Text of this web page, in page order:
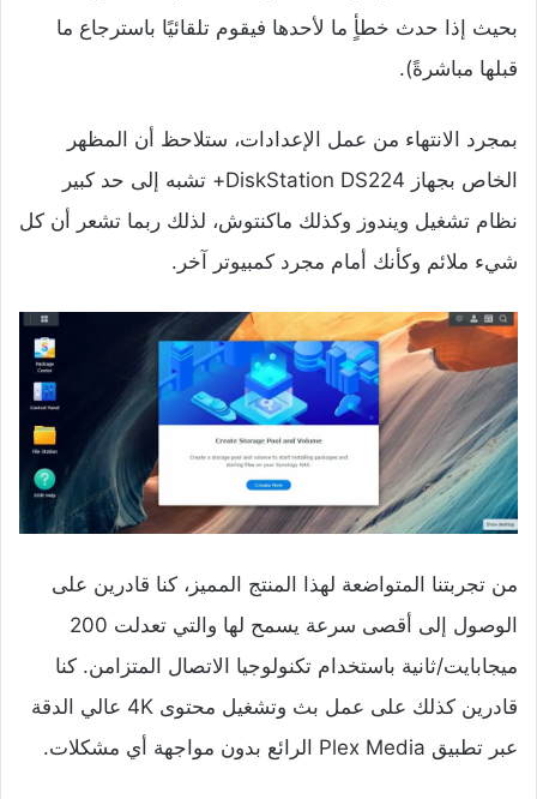
بحيث إذا حدث خطأٍ ما لأحدها فيقوم تلقائيًا باسترجاع ما
قبلها مباشرةً).
بمجرد الانتهاء من عمل الإعدادات، ستلاحظ أن المظهر
الخاص بجهاز DiskStation DS224+ تشبه إلى حد كبير
نظام تشغيل ويندوز وكذلك ماكنتوش، لذلك ربما تشعر أن كل
شيء ملائم وكأنك أمام مجرد كمبيوتر آخر.
من تجربتنا المتواضعة لهذا المنتج المميز، كنا قادرين على
الوصول إلى أقصى سرعة يسمح لها والتي تعدلت 200
ميجابايت/ثانية باستخدام تكنولوجيا الاتصال المتزامن. كنا
قادرين كذلك على عمل بث وتشغيل محتوى 4K عالي الدقة
عبر تطبيق Plex Media الرائع بدون مواجهة أي مشكلات.